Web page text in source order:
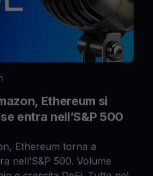
Ethereum si
entra nell’S&P 500
Ethereum torna a
nell’S&P 500. Volume